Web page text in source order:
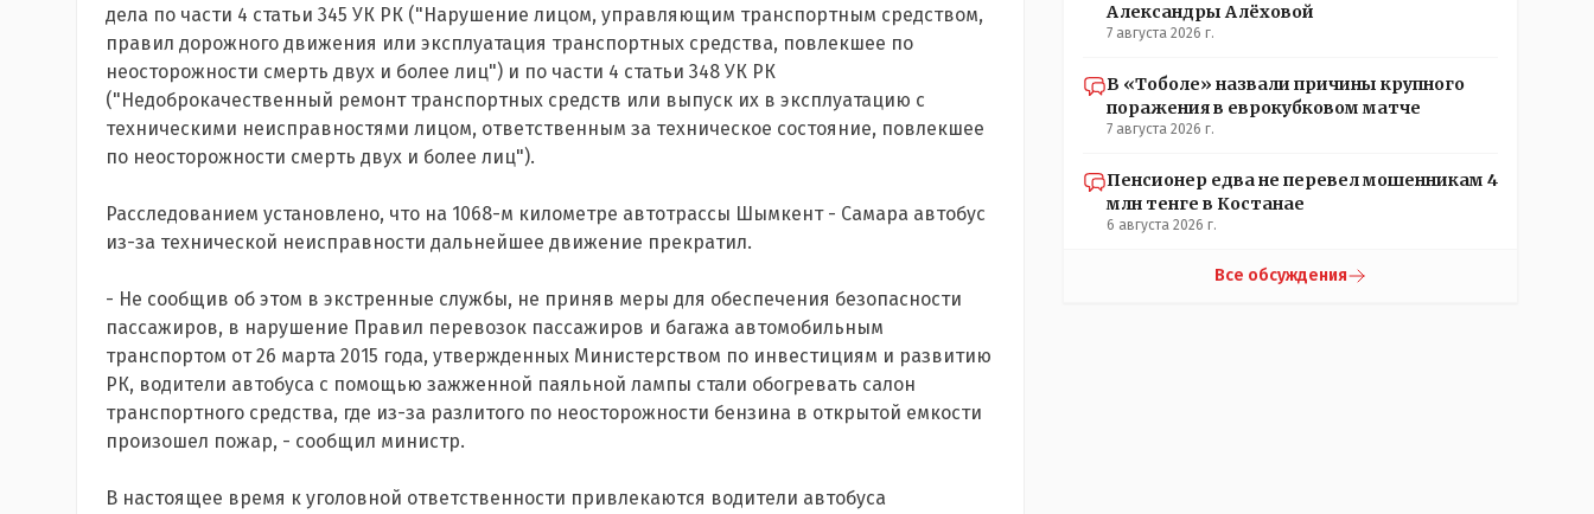
дела по части 4 статьи 345 УК РК ("Нарушение лицом, управляющим транспортным средством,
правил дорожного движения или эксплуатация транспортных средства, повлекшее по
неосторожности смерть двух и более лиц") и по части 4 статьи 348 УК РК
("Недоброкачественный ремонт транспортных средств или выпуск их в эксплуатацию с
техническими неисправностями лицом, ответственным за техническое состояние, повлекшее
по неосторожности смерть двух и более лиц").
Расследованием установлено, что на 1068-м километре автотрассы Шымкент - Самара автобус
из-за технической неисправности дальнейшее движение прекратил.
- Не сообщив об этом в экстренные службы, не приняв меры для обеспечения безопасности
пассажиров, в нарушение Правил перевозок пассажиров и багажа автомобильным
транспортом от 26 марта 2015 года, утвержденных Министерством по инвестициям и развитию
РК, водители автобуса с помощью зажженной паяльной лампы стали обогревать салон
транспортного средства, где из-за разлитого по неосторожности бензина в открытой емкости
произошел пожар, - сообщил министр.
В настоящее время к уголовной ответственности привлекаются водители автобуса
Александры Алёховой
7 августа 2026 г.
В «Тоболе» назвали причины крупного
поражения в еврокубковом матче
7 августа 2026 г.
Пенсионер едва не перевел мошенникам 4
млн тенге в Костанае
6 августа 2026 г.
Все обсуждения